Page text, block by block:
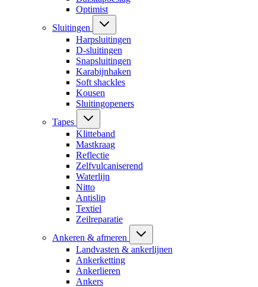
Optimist
Sluitingen
Harpsluitingen
D-sluitingen
Snapsluitingen
Karabijnhaken
Soft shackles
Kousen
Sluitingopeners
Tapes
Klitteband
Mastkraag
Reflectie
Zelfvulcaniserend
Waterlijn
Nitto
Antislip
Textiel
Zeilreparatie
Ankeren & afmeren
Landvasten & ankerlijnen
Ankerketting
Ankerlieren
Ankers